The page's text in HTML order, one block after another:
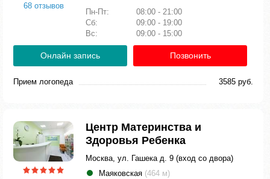
68 отзывов
Пн-Пт:
08:00 - 21:00
Сб:
09:00 - 19:00
Вс:
09:00 - 15:00
Онлайн запись Позвонить
Прием логопеда 3585 руб.
Центр Материнства и
Здоровья Ребенка
Москва, ул. Гашека д. 9 (вход со двора)
Маяковская (464 м)